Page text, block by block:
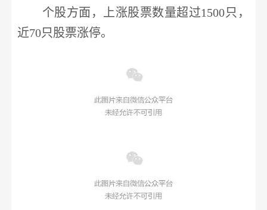
个股方面，上涨股票数量超过1500只，
近70只股票涨停。